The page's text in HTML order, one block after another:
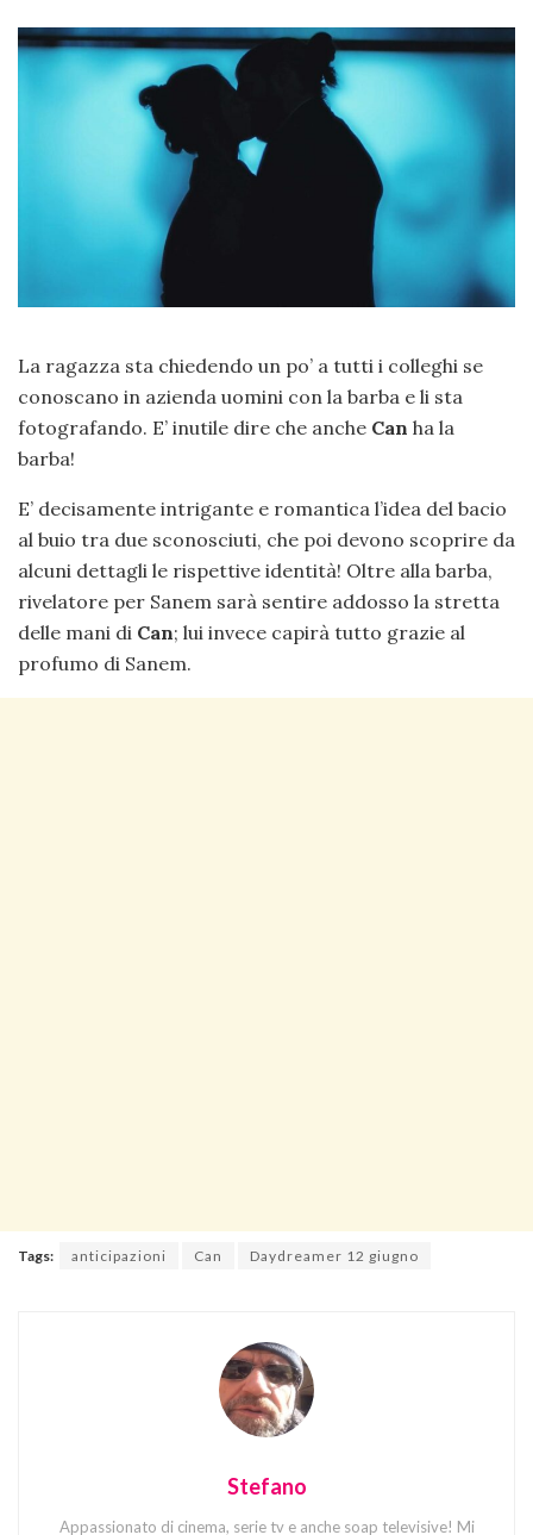
La ragazza sta chiedendo un po’ a tutti i colleghi se
conoscano in azienda uomini con la barba e li sta
fotografando. E’ inutile dire che anche Can ha la
barba!
E’ decisamente intrigante e romantica l’idea del bacio
al buio tra due sconosciuti, che poi devono scoprire da
alcuni dettagli le rispettive identità! Oltre alla barba,
rivelatore per Sanem sarà sentire addosso la stretta
delle mani di Can; lui invece capirà tutto grazie al
profumo di Sanem.
Tags: anticipazioni Can Daydreamer 12 giugno
Stefano
Appassionato di cinema, serie tv e anche soap televisive! Mi